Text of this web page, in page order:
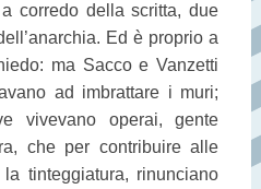
corredo della scritta, due
Ed è proprio a
ma Sacco e Vanzetti
ad imbrattare i muri;
vivevano operai, gente
che per contribuire alle
tinteggiatura, rinunciano